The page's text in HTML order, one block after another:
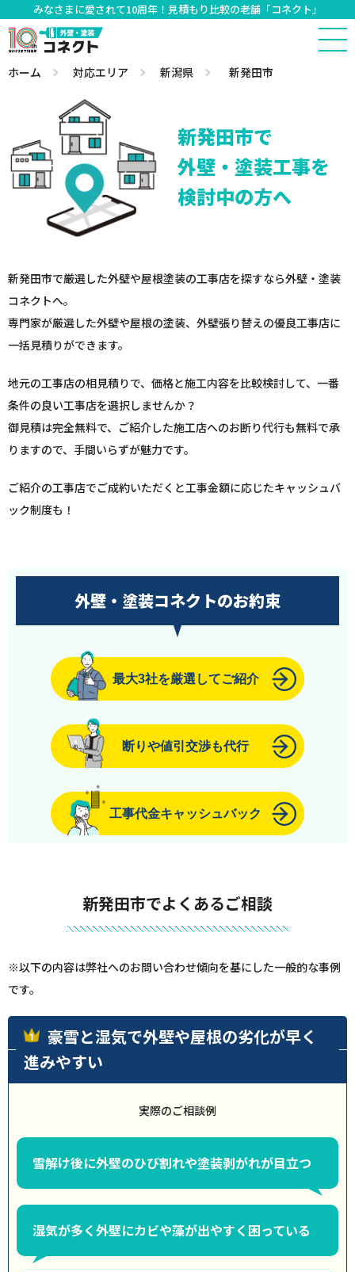
みなさまに愛されて10周年！見積もり比較の老舗「コネクト」
ホーム 対応エリア 新潟県 新発田市
新発田市で
外壁・塗装工事を
検討中の方へ
新発田市で厳選した外壁や屋根塗装の工事店を探すなら外壁・塗装
コネクトへ。
専門家が厳選した外壁や屋根の塗装、外壁張り替えの優良工事店に
一括見積りができます。
地元の工事店の相見積りで、価格と施工内容を比較検討して、一番
条件の良い工事店を選択しませんか？
御見積は完全無料で、ご紹介した施工店へのお断り代行も無料で承
りますので、手間いらずが魅力です。
ご紹介の工事店でご成約いただくと工事金額に応じたキャッシュバ
ック制度も！
外壁・塗装コネクトのお約束
最大3社を厳選してご紹介
断りや値引交渉も代行
工事代金キャッシュバック
新発田市でよくあるご相談
※以下の内容は弊社へのお問い合わせ傾向を基にした一般的な事例
です。
豪雪と湿気で外壁や屋根の劣化が早く
進みやすい
実際のご相談例
雪解け後に外壁のひび割れや塗装剥がれが目立つ
湿気が多く外壁にカビや藻が出やすく困っている